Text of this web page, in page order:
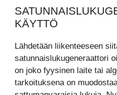
KÄYTTÖ
Lähdetään liikenteeseen
satunnaislukugeneraattori
on joko fyysinen laite tai
tarkoituksena on